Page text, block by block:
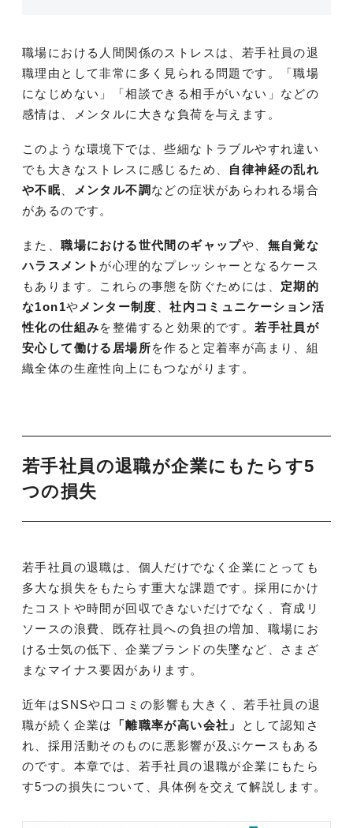
職場における人間関係のストレスは、若手社員の退
職理由として非常に多く見られる問題です。「職場
になじめない」「相談できる相手がいない」などの
感情は、メンタルに大きな負荷を与えます。
このような環境下では、些細なトラブルやすれ違い
でも大きなストレスに感じるため、 自律神経の乱れ
や不眠、 メンタル不調 などの症状があらわれる場合
があるのです。
また、職場における世代間のギャップや、 無自覚な
ハラスメント が心理的なプレッシャーとなるケース
もあります。これらの事態を防ぐためには、 定期的
な1on1やメンター制度 、社内コミュニケーション活
性化の仕組みを整備すると効果的です。若手社員が
安心して働ける居場所を作ると定着率が高まり、組
織全体の生産性向上にもつながります。
若手社員の退職が企業にもたらす5
つの損失
若手社員の退職は、個人だけでなく企業にとっても
多大な損失をもたらす重大な課題です。採用にかけ
たコストや時間が回収できないだけでなく、育成リ
ソースの浪費、既存社員への負担の増加、職場にお
ける士気の低下、企業ブランドの失墜など、さまざ
まなマイナス要因があります。
近年はSNSや口コミの影響も大きく、若手社員の退
職が続く企業は
「離職率が高い会社」
として認知さ
れ、採用活動そのものに悪影響が及ぶケースもある
のです。本章では、若手社員の退職が企業にもたら
す5つの損失について、具体例を交えて解説します。